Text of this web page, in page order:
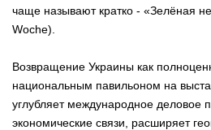
чаще называют кратко - «Зелёная
Woche).
Возвращение Украины как
национальным павильоном на
углубляет международное деловое
экономические связи, расширяет